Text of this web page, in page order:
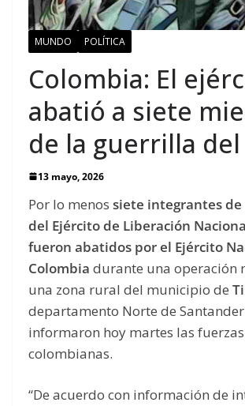
MUNDO POLÍTICA
Colombia: El
abatió a siete
de la guerrilla del
13 mayo, 2026
Por lo menos siete integrantes
del Ejército de Liberación
fueron abatidos por el Ejército
Colombia durante una operación
una zona rural del municipio de
departamento Norte de Santander
informaron hoy martes las
colombianas.
“De acuerdo con información de